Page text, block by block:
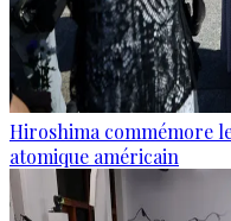
Hiroshima commémore
atomique américain